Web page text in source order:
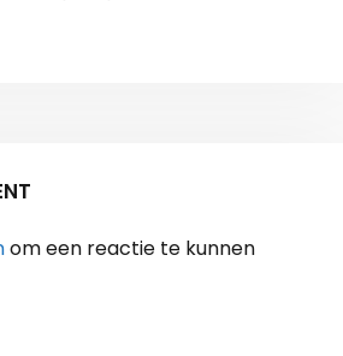
om een reactie te kunnen